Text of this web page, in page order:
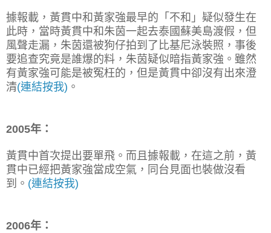
據報載，黃貫中和黃家強最早的「不和」疑似發生在
此時，當時黃貫中和朱茵一起去泰國蘇美島渡假，但
風聲走漏，朱茵還被狗仔拍到了 比基尼泳裝照，事後
要追查究竟是誰爆的料，朱茵疑似暗指黃家強。雖然
有黃家強可能是被冤枉的，但是黃貫中卻沒有出來澄
清(連結按我) 。
2005年 ：
黃貫中首次提出要單飛。而且據報載，在這之前，黃
貫中已經把黃家強當成空氣，同台見面也裝做沒看
到。 (連結按我)
2006年：